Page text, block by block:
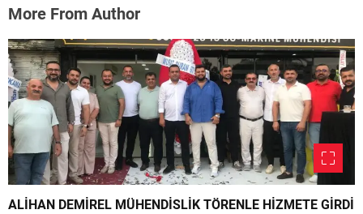
More From Author
ALİHAN DEMİREL MÜHENDİSLİK TÖRENLE HİZMETE GİRDİ